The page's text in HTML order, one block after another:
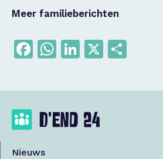
Meer familieberichten
Facebook
WhatsApp
LinkedIn
X
Nieuws